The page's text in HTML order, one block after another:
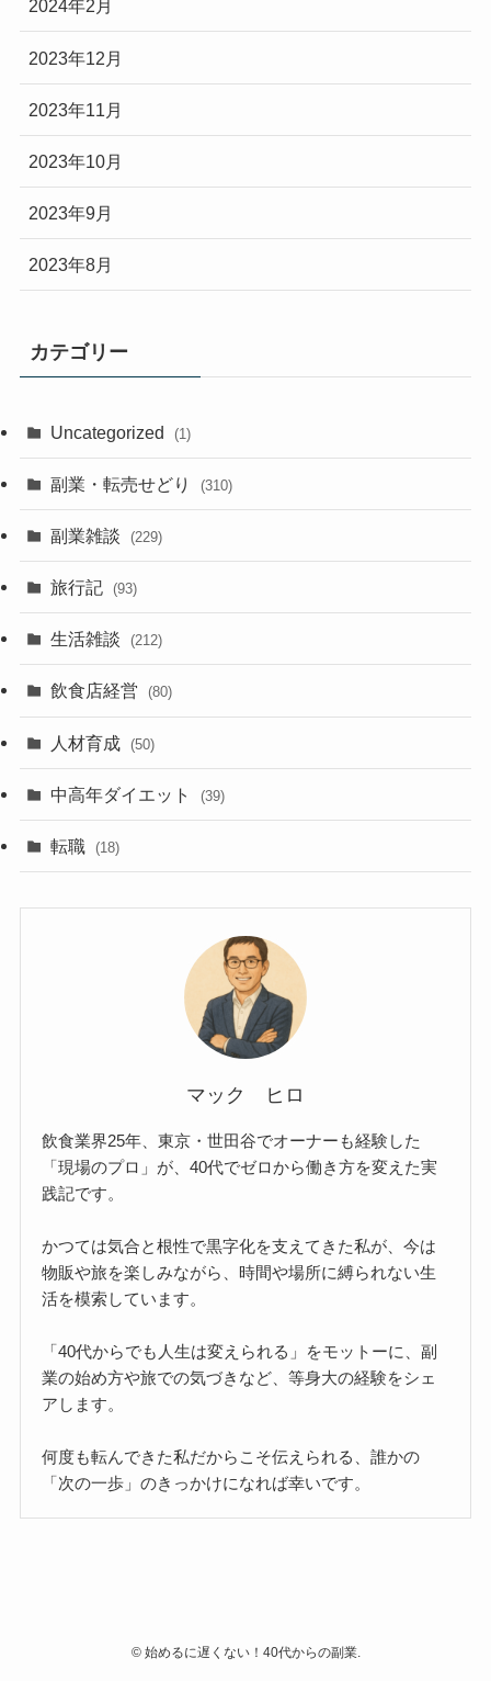
2024年2月
2023年12月
2023年11月
2023年10月
2023年9月
2023年8月
カテゴリー
Uncategorized (1)
副業・転売せどり (310)
副業雑談 (229)
旅行記 (93)
生活雑談 (212)
飲食店経営 (80)
人材育成 (50)
中高年ダイエット (39)
転職 (18)
マック ヒロ
飲食業界25年、東京・世田谷でオーナーも経験した
「現場のプロ」が、40代でゼロから働き方を変えた実
践記です。
かつては気合と根性で黒字化を支えてきた私が、今は
物販や旅を楽しみながら、時間や場所に縛られない生
活を模索しています。
「40代からでも人生は変えられる」をモットーに、副
業の始め方や旅での気づきなど、等身大の経験をシェ
アします。
何度も転んできた私だからこそ伝えられる、誰かの
「次の一歩」のきっかけになれば幸いです。
©始めるに遅くない！40代からの副業.